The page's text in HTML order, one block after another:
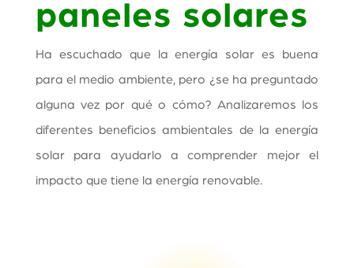
paneles solares
Ha escuchado que la energía solar es buena
para el medio ambiente, pero ¿se ha preguntado
alguna vez por qué o cómo? Analizaremos los
diferentes beneficios ambientales de la energía
solar para ayudarlo a comprender mejor el
impacto que tiene la energía renovable.